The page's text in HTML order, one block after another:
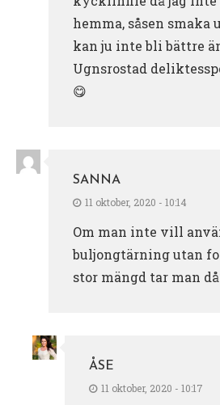
hemma, såsen smaka
kan ju inte bli bättre
Ugnsrostad
😋
SANNA
11 oktober, 2020 - 10:14
Om man inte vill
buljongtärning utan
stor mängd tar man
ÅSE
11 oktober, 2020 - 10:17